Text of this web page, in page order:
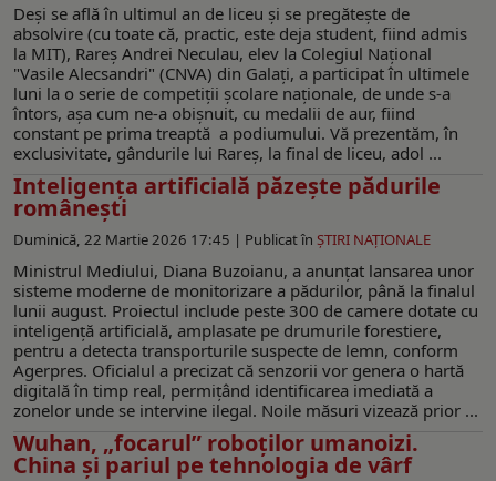
Deși se află în ultimul an de liceu și se pregătește de
absolvire (cu toate că, practic, este deja student, fiind admis
la MIT), Rareș Andrei Neculau, elev la Colegiul Naţional
"Vasile Alecsandri" (CNVA) din Galați, a participat în ultimele
luni la o serie de competiții școlare naționale, de unde s-a
întors, așa cum ne-a obișnuit, cu medalii de aur, fiind
constant pe prima treaptă a podiumului. Vă prezentăm, în
exclusivitate, gândurile lui Rareș, la final de liceu, adol ...
Inteligența artificială păzește pădurile
românești
Duminică, 22 Martie 2026 17:45 | Publicat în ŞTIRI NAŢIONALE
Ministrul Mediului, Diana Buzoianu, a anunțat lansarea unor
sisteme moderne de monitorizare a pădurilor, până la finalul
lunii august. Proiectul include peste 300 de camere dotate cu
inteligență artificială, amplasate pe drumurile forestiere,
pentru a detecta transporturile suspecte de lemn, conform
Agerpres. Oficialul a precizat că senzorii vor genera o hartă
digitală în timp real, permițând identificarea imediată a
zonelor unde se intervine ilegal. Noile măsuri vizează prior ...
Wuhan, „focarul” roboților umanoizi.
China și pariul pe tehnologia de vârf